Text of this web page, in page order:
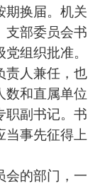
换届。机关
支部委员会书
组织批准。
人兼任，也
数和直属单位
职副书记。书
当事先征得上
的部门，一